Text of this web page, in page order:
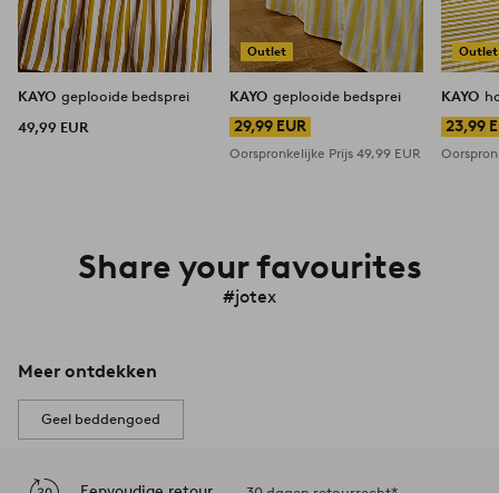
KAYO geplooide bedsprei
49,99 EUR
Outlet
KAYO geplooide bedsprei
29,99 EUR
Oorspronkelijke Prijs49,99 EUR
Outlet
KAYO
23,99
Share your favourites
#jotex
Meer ontdekken
Geel beddengoed